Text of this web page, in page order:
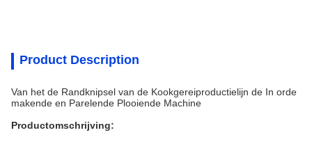
Product Description
Van het de Randknipsel van de Kookgereiproductielijn de In orde
makende en Parelende Plooiende Machine
Productomschrijving: